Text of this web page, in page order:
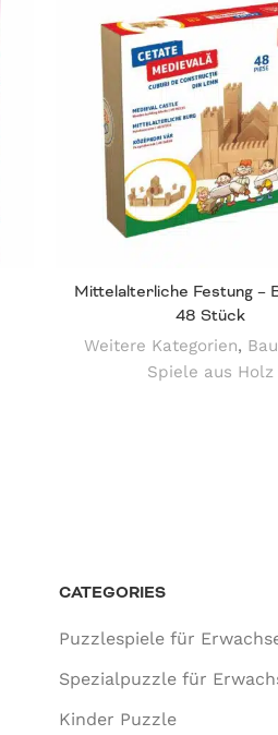
Mittelalterliche Festung –
48 Stück
Weitere Kategorien,
Spiele aus Holz
CATEGORIES
Puzzlespiele für
Spezialpuzzle für
Kinder Puzzle